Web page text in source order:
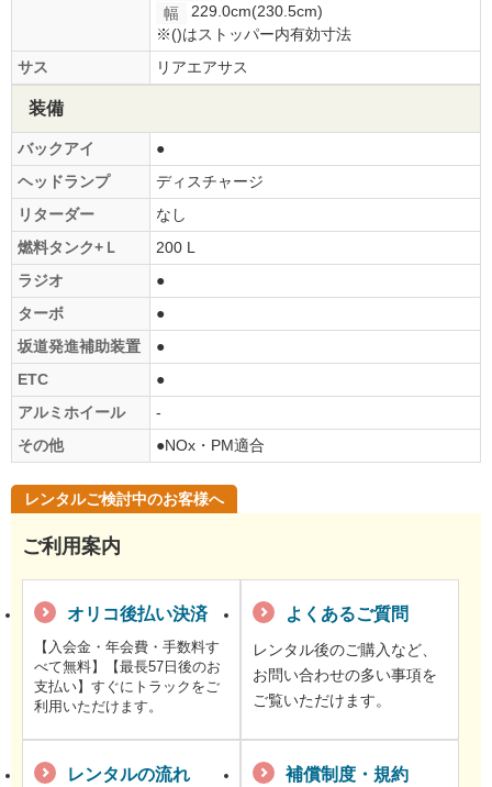
幅
229.0cm(230.5cm)
※()はストッパー内有効寸法
サス
リアエアサス
装備
バックアイ
●
ヘッドランプ
ディスチャージ
リターダー
なし
燃料タンク+Ｌ
200 L
ラジオ
●
ターボ
●
坂道発進補助装置
●
ETC
●
アルミホイール
-
その他
●NOx・PM適合
レンタルご検討中のお客様へ
ご利用案内
オリコ後払い決済
【入会金・年会費・手数料す
べて無料】【最長57日後のお
支払い】すぐにトラックをご
利用いただけます。
よくあるご質問
レンタル後のご購入など、
お問い合わせの多い事項を
ご覧いただけます。
レンタルの流れ 補償制度・規約